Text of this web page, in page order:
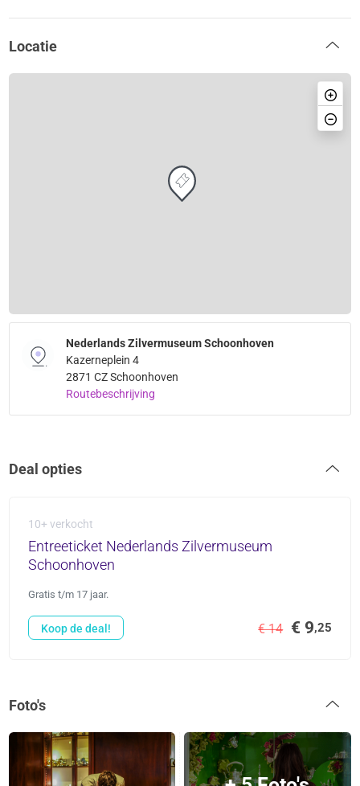
Locatie
Nederlands Zilvermuseum Schoonhoven
Kazerneplein 4
2871 CZ Schoonhoven
Routebeschrijving
Deal opties
10+ verkocht
Entreeticket Nederlands Zilvermuseum
Schoonhoven
Gratis t/m 17 jaar.
€ 14 € 9,25
Koop de deal!
Foto's